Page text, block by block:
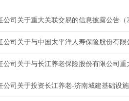
公司关于重大关联交易的信息披露公告（
公司关于与长江养老保险股份有限公司